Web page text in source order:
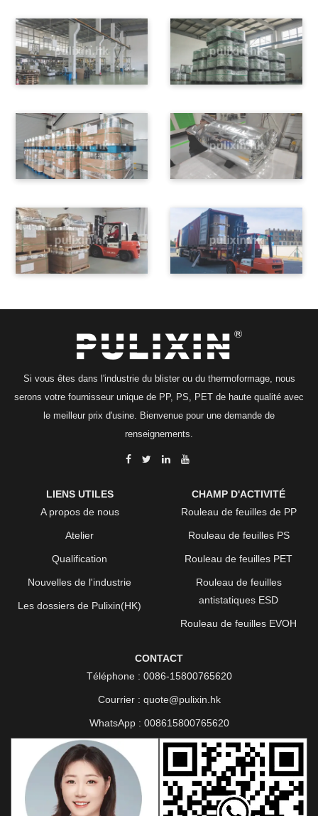
Si vous êtes dans l'industrie du blister ou du thermoformage, nous
serons votre fournisseur unique de PP, PS, PET de haute qualité avec
le meilleur prix d'usine. Bienvenue pour une demande de
renseignements.
LIENS UTILES
A propos de nous
Atelier
Qualification
Nouvelles de l'industrie
Les dossiers de Pulixin(HK)
CHAMP D'ACTIVITÉ
Rouleau de feuilles de PP
Rouleau de feuilles PS
Rouleau de feuilles PET
Rouleau de feuilles
antistatiques ESD
Rouleau de feuilles EVOH
CONTACT
Téléphone : 0086-15800765620
Courrier : quote@pulixin.hk
WhatsApp : 008615800765620